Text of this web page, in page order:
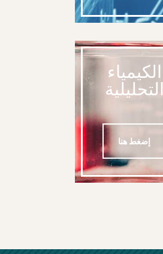
الكيمياء
التحليلية
إضغط هنا